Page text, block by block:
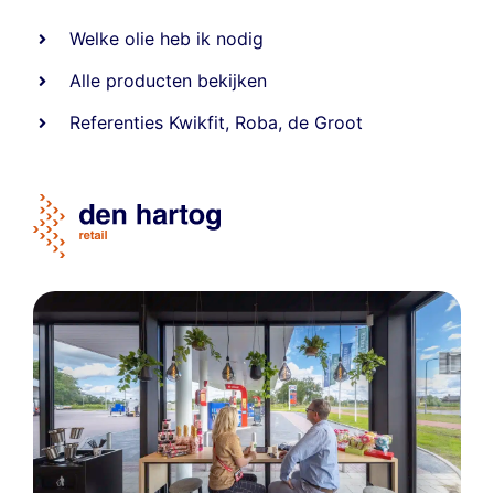
Welke olie heb ik nodig
Alle producten bekijken
Referenties Kwikfit, Roba,de Groot